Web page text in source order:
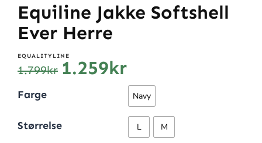
Equiline Jakke Softshell
Ever Herre
EQUALITYLINE
1.799kr 1.259kr
Farge Navy
Størrelse L M